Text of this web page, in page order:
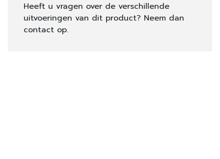
Heeft u vragen over de verschillende
uitvoeringen van dit product? Neem dan
contact op.